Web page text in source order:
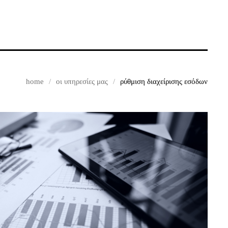
home οι υπηρεσίες μας ρύθμιση διαχείρισης εσόδων